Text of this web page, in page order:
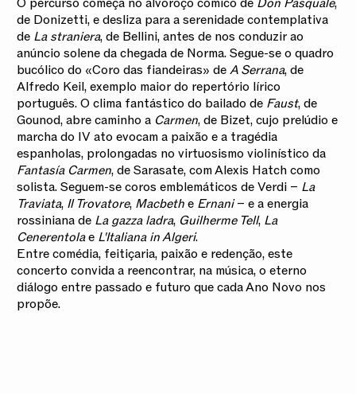
O percurso começa no alvoroço cómico de Don Pasquale,
de Donizetti, e desliza para a serenidade contemplativa
de La straniera, de Bellini, antes de nos conduzir ao
anúncio solene da chegada de Norma. Segue-se o quadro
bucólico do «Coro das fiandeiras» deA Serrana, de
Alfredo Keil, exemplo maior do repertório lírico
português. O clima fantástico do bailado de Faust, de
Gounod, abre caminho a Carmen, de Bizet, cujo prelúdio e
marcha do IV ato evocam a paixão e a tragédia
espanholas, prolongadas no virtuosismo violinístico da
Fantasía Carmen, de Sarasate, com Alexis Hatch como
solista. Seguem-se coros emblemáticos de Verdi – La
Traviata, Il Trovatore, Macbethe Ernani– e a energia
rossiniana de La gazza ladra, Guilherme Tell, La
Cenerentolae L'Italiana in Algeri.
Entre comédia, feitiçaria, paixão e redenção, este
concerto convida a reencontrar, na música, o eterno
diálogo entre passado e futuro que cada Ano Novo nos
propõe.